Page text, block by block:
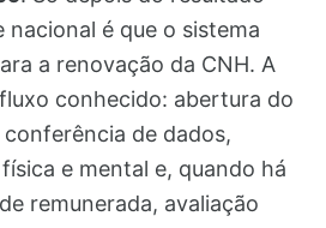
nacional é que o sistema
a renovação da CNH. A
conhecido: abertura do
de dados,
e mental e, quando há
remunerada, avaliação